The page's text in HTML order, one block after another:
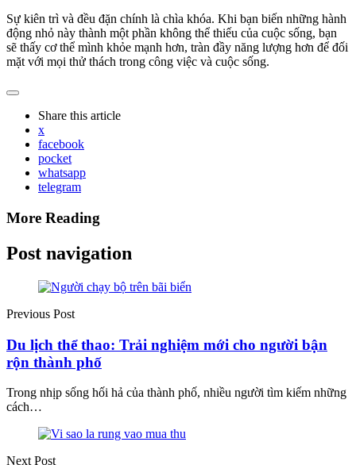
Sự kiên trì và đều đặn chính là chìa khóa. Khi bạn biến những hành
động nhỏ này thành một phần không thể thiếu của cuộc sống, bạn
sẽ thấy cơ thể mình khỏe mạnh hơn, tràn đầy năng lượng hơn để đối
mặt với mọi thử thách trong công việc và cuộc sống.
Share this article
x
facebook
pocket
whatsapp
telegram
More Reading
Post navigation
Previous Post
Du lịch thể thao: Trải nghiệm mới cho người bận
rộn thành phố
Trong nhịp sống hối hả của thành phố, nhiều người tìm kiếm những
cách…
Next Post